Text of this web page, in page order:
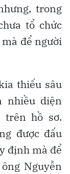
trong
tổ chức
để người
thiếu sâu
nhiều diện
hồ sơ.
được đấu
định mà để
Nguyễn